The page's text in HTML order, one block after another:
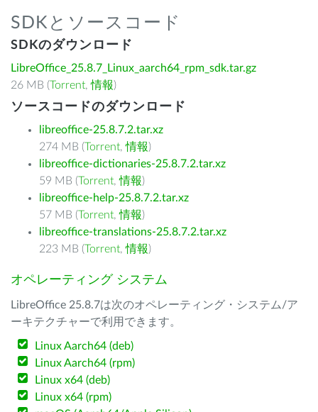
SDKとソースコード
SDKのダウンロード
LibreOffice_25.8.7_Linux_aarch64_rpm_sdk.tar.gz
26 MB (Torrent,情報)
ソースコードのダウンロード
libreoffice-25.8.7.2.tar.xz
274 MB (Torrent,情報)
libreoffice-dictionaries-25.8.7.2.tar.xz
59 MB (Torrent,情報)
libreoffice-help-25.8.7.2.tar.xz
57 MB (Torrent,情報)
libreoffice-translations-25.8.7.2.tar.xz
223 MB (Torrent,情報)
オペレーティング システム
LibreOffice 25.8.7は次のオペレーティング・システム/ア
ーキテクチャーで利用できます。
Linux Aarch64 (deb)
Linux Aarch64 (rpm)
Linux x64 (deb)
Linux x64 (rpm)